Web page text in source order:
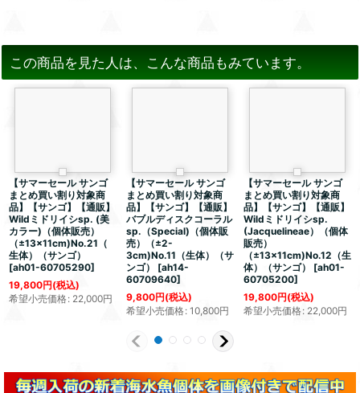
この商品を見た人は、こんな商品もみています。
【サマーセール サンゴ
まとめ買い割り対象商
品】【サンゴ】【通販】
Wildミドリイシsp. (美
カラー)（個体販売）
（±13x11cm)No.21（
生体）（サンゴ）
[ah01-60705290]
19,800円(税込)
希望小売価格: 22,000円
【サマーセール サンゴ
まとめ買い割り対象商
品】【サンゴ】【通販】
バブルディスクコーラル
sp.（Special)（個体販
売）（±2-
3cm)No.11（生体）（サ
ンゴ）
[ah14-
60709640]
9,800円(税込)
希望小売価格: 10,800円
【サマーセール サンゴ
まとめ買い割り対象商
品】【サンゴ】【通販】
Wildミドリイシsp.
(Jacquelineae）（個体
販売）
（±13x11cm)No.12（生
体）（サンゴ）
[ah01-
60705200]
19,800円(税込)
希望小売価格: 22,000円